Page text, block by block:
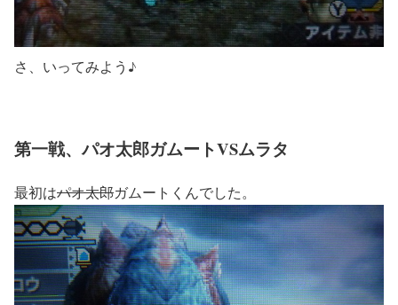
さ、いってみよう♪
第一戦、パオ太郎ガムートVSムラタ
最初はパオ太郎ガムートくんでした。